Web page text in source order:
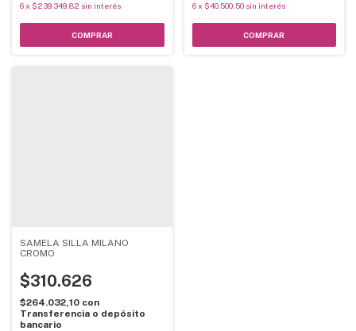
6x $239.349,82 sin interés 6 x $40.500,50 sin interés
SAMELA SILLA MILANO
CROMO
$310.626
$264.032,10 con
Transferencia o depósito
bancario